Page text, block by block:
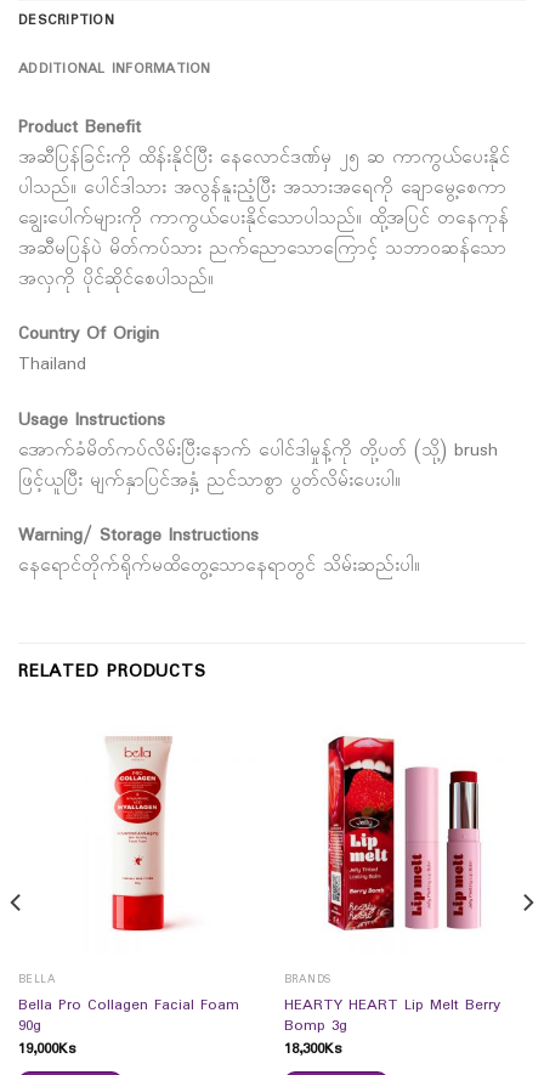
DESCRIPTION
ADDITIONAL INFORMATION
Product Benefit
အဆီပြန်ခြင်းကို ထိန်းနိုင်ပြီး နေလောင်ဒဏ်မှ ၂၅ ဆ ကာကွယ်ပေးနိုင်
ပါသည်။ ပေါင်ဒါသား အလွန်နူးညံ့ပြီး အသားအရေကို ချောမွေ့စေကာ
ချွေးပေါက်များကို ကာကွယ်ပေးနိုင်သောပါသည်။ ထို့အပြင် တနေကုန်
အဆီမပြန်ပဲ မိတ်ကပ်သား ညက်ညောသောကြောင့် သဘာ၀ဆန်သော
အလှကို ပိုင်ဆိုင်စေပါသည်။
Country Of Origin
Thailand
Usage Instructions
အောက်ခံမိတ်ကပ်လိမ်းပြီးနောက် ပေါင်ဒါမှုန့်ကို တို့ပတ် (သို့) brush
ဖြင့်ယူပြီး မျက်နှာပြင်အနှံ့ ညင်သာစွာ ပွတ်လိမ်းပေးပါ။
Warning/ Storage Instructions
နေရောင်တိုက်ရိုက်မထိတွေ့သောနေရာတွင် သိမ်းဆည်းပါ။
RELATED PRODUCTS
BELLA
Bella Pro Collagen Facial Foam
90g
19,000Ks
BRANDS
HEARTY HEART Lip Melt Berry
Bomp 3g
18,300Ks